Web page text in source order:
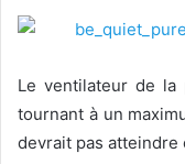
Le ventilateur de
tournant à un
devrait pas atteindre